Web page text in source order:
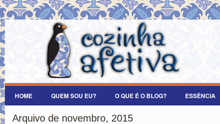
HOME QUEM SOU EU? O QUE É O BLOG? ESSÊNCIA
Arquivo de novembro, 2015